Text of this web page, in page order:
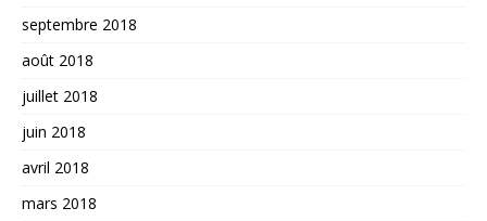
septembre 2018
août 2018
juillet 2018
juin 2018
avril 2018
mars 2018